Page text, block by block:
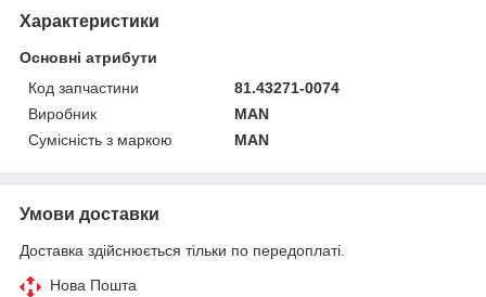
Характеристики
Основні атрибути
Код запчастини
81.43271-0074
Виробник
MAN
Сумісність з маркою
MAN
Умови доставки
Доставка здійснюється тільки по передоплаті.
Нова Пошта